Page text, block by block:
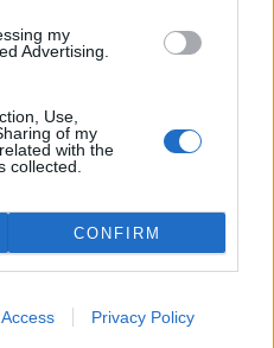
my
Advertising.
Use,
of my
with the
collected.
CONFIRM
Privacy Policy
července 2026 zahájení
zjišťovacího řízení pro záměr
vyjádření k vlivům této stavby na
do 13. srpna 2026.
právo na opravu.
levnější?
novou evropskou směrnici o